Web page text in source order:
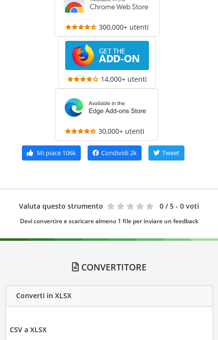
300,000+ utenti
14,000+ utenti
30,000+ utenti
Mi piace 106k Condividi2k Tweet
Valuta questo strumento 0 / 5 - 0 voti
Devi convertire e scaricare almeno 1 file per inviare un feedback
CONVERTITORE
Converti in XLSX
CSV a XLSX